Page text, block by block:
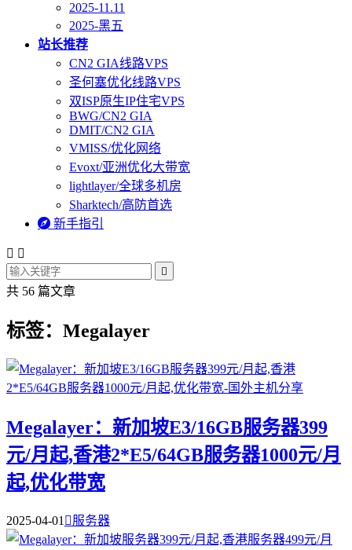
2025-11.11
2025-黑五
站长推荐
CN2 GIA线路VPS
圣何塞优化线路VPS
双ISP原生IP住宅VPS
BWG/CN2 GIA
DMIT/CN2 GIA
VMISS/优化网络
Evoxt/亚洲优化大带宽
lightlayer/全球多机房
Sharktech/高防首选
 新手指引
 

共 56 篇文章
标签：Megalayer
Megalayer：新加坡E3/16GB服务器399
元/月起,香港2*E5/64GB服务器1000元/月
起,优化带宽
2025-04-01 服务器